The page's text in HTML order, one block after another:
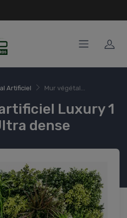
Artificiel Mur végétal...
Luxury 1
dense